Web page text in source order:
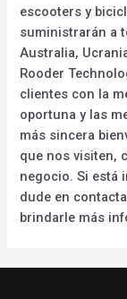
escooters y
suministrarán a
Australia,
Rooder
clientes con la
oportuna y las
más sincera
que nos visiten,
negocio. Si está
dude en
brindarle más